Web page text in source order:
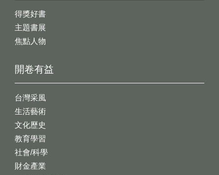
開卷有益
台灣采風
生活藝術
文化歷史
教育學習
社會/科學
財金產業
得獎好書
主題書展
焦點人物